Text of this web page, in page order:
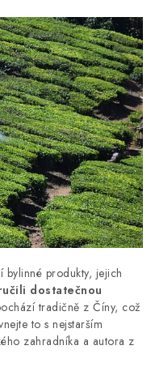
bylinné produkty, jejich
dostatečnou
tradičně z Číny, což
to s nejstarším
zahradníka a autora z